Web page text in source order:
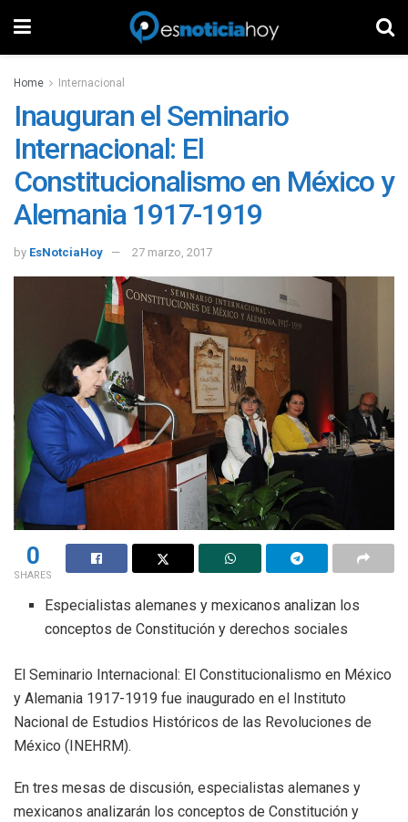
Home Internacional
Inauguran el Seminario
Internacional: El
Constitucionalismo en México y
Alemania 1917-1919
by EsNotciaHoy 27 marzo, 2017
0
SHARES
Especialistas alemanes y mexicanos analizan los
conceptos de Constitución y derechos sociales
El Seminario Internacional: El Constitucionalismo en México
y Alemania 1917-1919 fue inaugurado en el Instituto
Nacional de Estudios Históricos de las Revoluciones de
México (INEHRM).
En tres mesas de discusión, especialistas alemanes y
mexicanos analizarán los conceptos de Constitución y